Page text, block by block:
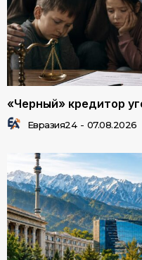
«Черный» кредитор
Евразия24 - 07.08.2026